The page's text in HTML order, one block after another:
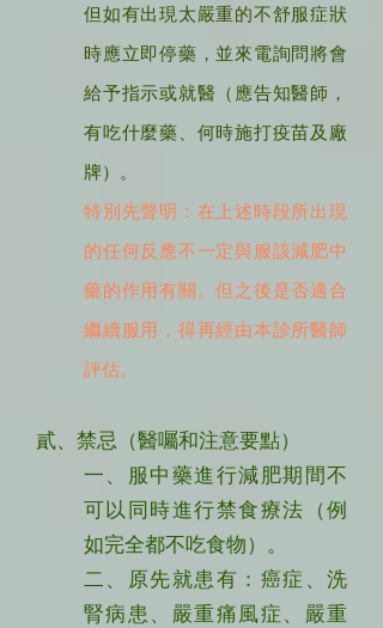
但如有出現太嚴重的不舒服症狀
時應立即停藥，並來電詢問將會
給予指示或就醫（應告知醫師，
有吃什麼藥、何時施打疫苗及廠
牌）。
特別先聲明：在上述時段所出現
的任何反應不一定與服該減肥中
藥的作用有關。但之後是否適合
繼續服用，得再經由本診所醫師
評估。
貳、禁忌（醫囑和注意要點）
一、服中藥進行減肥期間不
可以同時進行禁食療法（例
如完全都不吃食物）。
二、原先就患有：癌症、洗
腎病患、嚴重痛風症、嚴重